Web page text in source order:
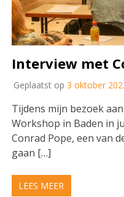
Interview met
Geplaatst op 3 oktober
Tijdens mijn bezoek
Workshop in Baden in
Conrad Pope, een van
gaan […]
LEES MEER